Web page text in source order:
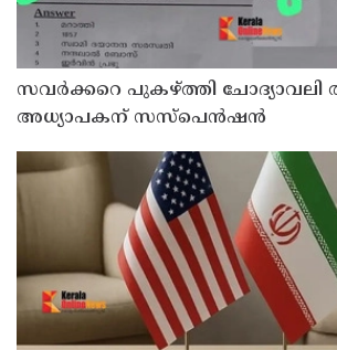
സവര്‍ക്കറെ പുകഴ്ത്തി ചോദ്യാവലി
അധ്യാപകന് സസ്‌പെന്‍ഷന്‍